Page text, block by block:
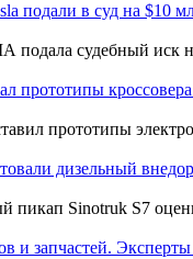
подали в суд на $10
подала судебный иск
прототипы
прототипы
дизельный
пикап Sinotruk S7
и запчастей.